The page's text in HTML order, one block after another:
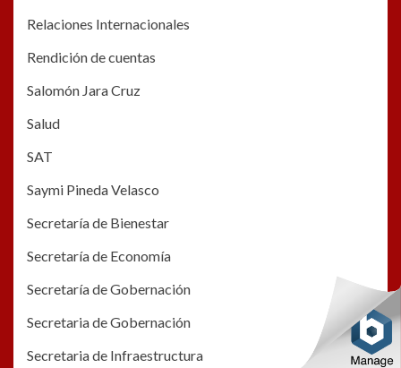
Relaciones Internacionales
Rendición de cuentas
Salomón Jara Cruz
Salud
SAT
Saymi Pineda Velasco
Secretaría de Bienestar
Secretaría de Economía
Secretaría de Gobernación
Secretaria de Gobernación
Secretaria de Infraestructura